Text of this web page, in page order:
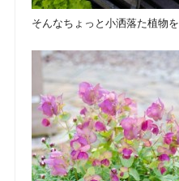
そんなちょっと小洒落た植物